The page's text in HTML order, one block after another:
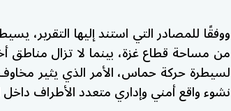
من مساحة قطاع غزة، بينما لا تزال مناطق
لسيطرة حركة حماس، الأمر الذي يثير
نشوء واقع أمني وإداري متعدد الأطراف داخل